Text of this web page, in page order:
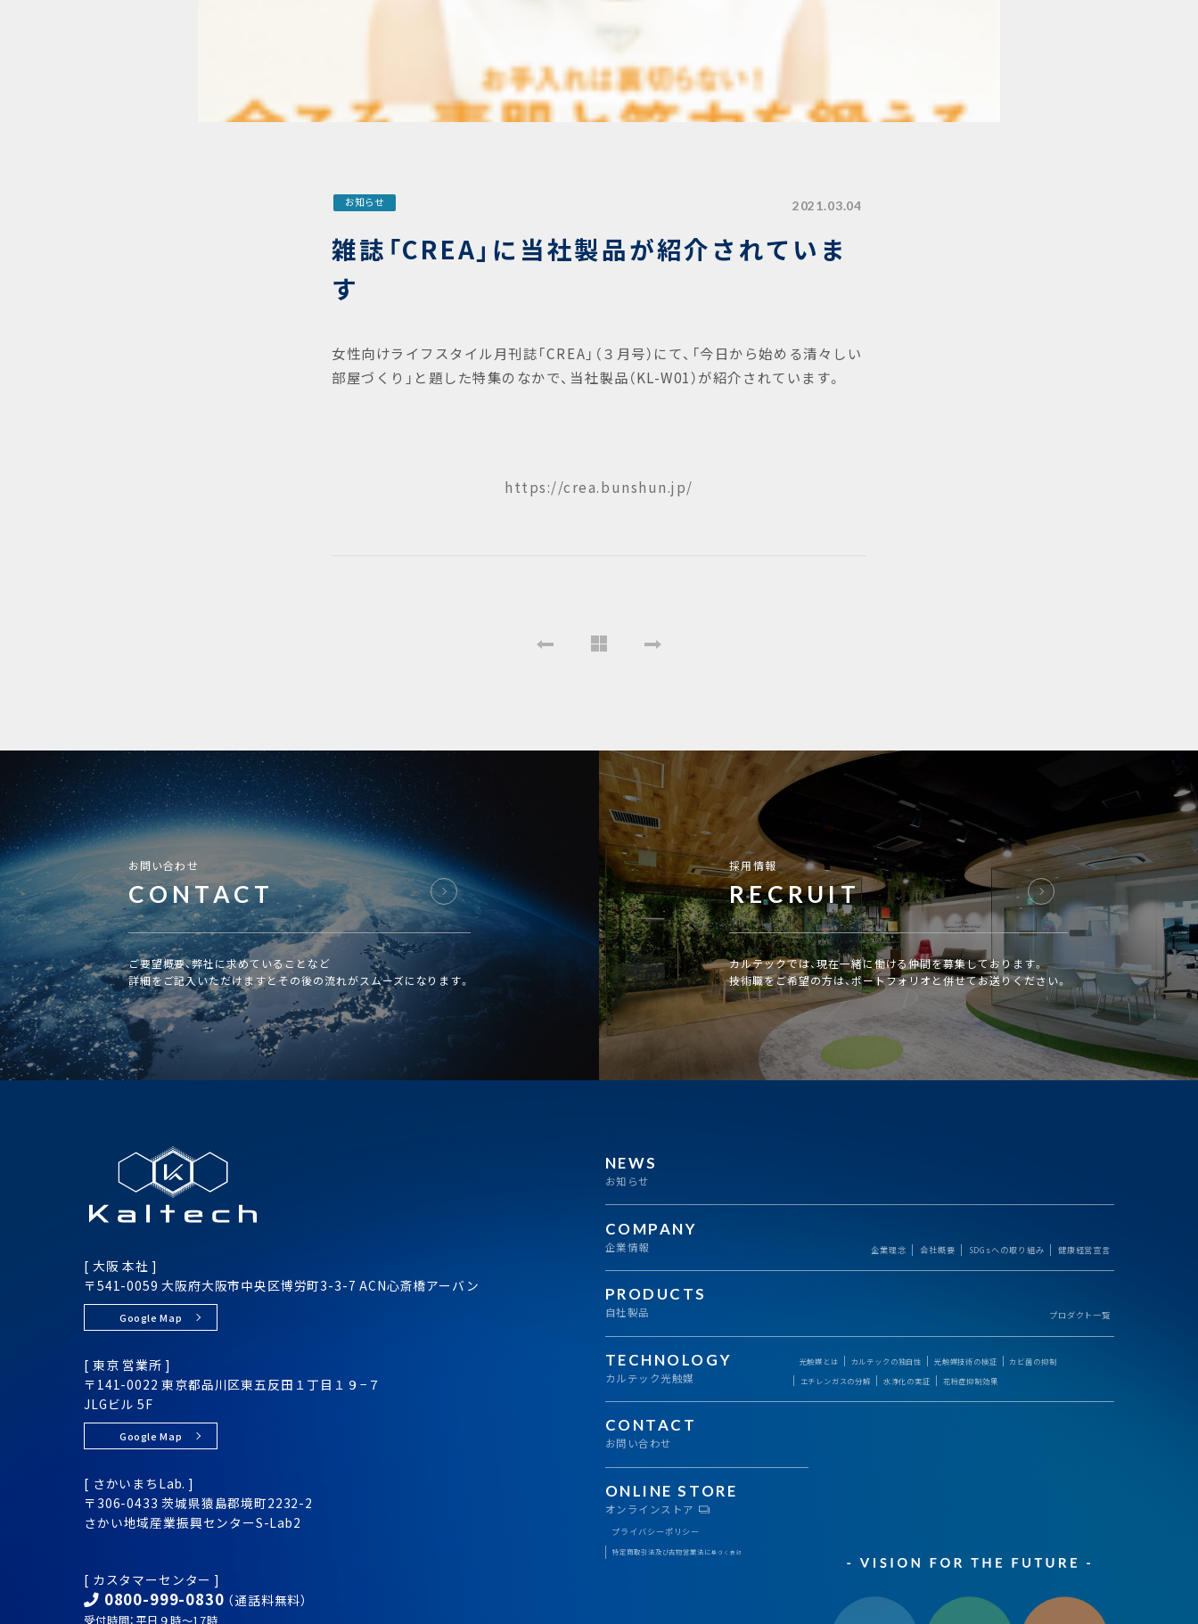
お知らせ 2021.03.04
雑誌「CREA」に当社製品が紹介されていま
す
女性向けライフスタイル月刊誌「CREA 」（３月号）にて、「今日から始める清々しい
部屋づくり」と題した特集のなかで、当社製品（KL-W01）が紹介されています。
https://crea.bunshun.jp/
お問い合わせ
CONTACT
ご要望概要、弊社に求めていることなど
詳細をご記入いただけますとその後の流れがスムーズになります。
採用情報
RECRUIT
カルテックでは、現在一緒に働ける仲間を募集しております。
技術職をご希望の方は、ポートフォリオと併せてお送りください。
[ 大阪 本社 ]
〒541-0059 大阪府大阪市中央区博労町3-3-7 ACN心斎橋アーバン
Google Map
[ 東京 営業所 ]
〒141-0022 東京都品川区東五反田１丁目１９−７
JLGビル 5F
Google Map
[ さかいまちLab. ]
〒306-0433 茨城県猿島郡境町2232-2
さかい地域産業振興センターS-Lab2
[ カスタマーセンター ]
0800-999-0830 （通話料無料）
受付時間：平日９時～17時
NEWS
お知らせ
COMPANY
企業情報 企業理念 会社概要 SDGsへの取り組み 健康経営宣言
PRODUCTS
自社製品 プロダクト一覧
TECHNOLOGY
カルテック光触媒
光触媒とは カルテックの独自性 光触媒技術の検証
カビ菌の抑制
エチレンガスの分解
水浄化の実証 花粉症抑制効果
CONTACT
お問い合わせ
ONLINE STORE
オンラインストア
プライバシーポリシー
特定商取引法及び古物営業法に基づく表記